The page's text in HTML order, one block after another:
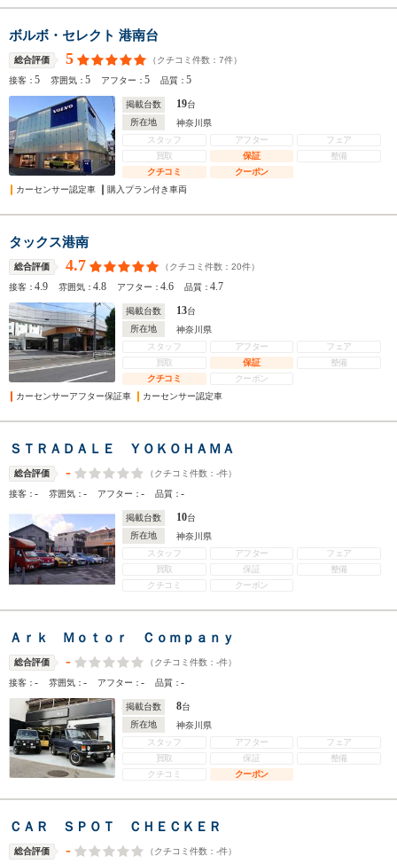
ボルボ・セレクト 港南台
総合評価 5 （クチコミ件数： 7件）
接客：5 雰囲気：5 アフター：5 品質：5
掲載台数 19台
所在地
神奈川県
スタッフ
アフター
フェア
買取
保証
整備
クチコミ
クーポン
カーセンサー認定車
購入プラン付き車両
タックス港南
総合評価 4.7 （クチコミ件数： 20件）
接客：4.9 雰囲気：4.8 アフター：4.6 品質：4.7
掲載台数 13台
所在地
神奈川県
スタッフ
アフター
フェア
買取
保証
整備
クチコミ
クーポン
カーセンサーアフター保証車
カーセンサー認定車
ＳＴＲＡＤＡＬＥ ＹＯＫＯＨＡＭＡ
総合評価 - （クチコミ件数： -件）
接客：- 雰囲気：- アフター：- 品質：-
掲載台数 10台
所在地
神奈川県
スタッフ
アフター
フェア
買取
保証
整備
クチコミ
クーポン
Ａｒｋ Ｍｏｔｏｒ Ｃｏｍｐａｎｙ
総合評価 - （クチコミ件数： -件）
接客：- 雰囲気：- アフター：- 品質：-
掲載台数 8台
所在地
神奈川県
スタッフ
アフター
フェア
買取
保証
整備
クチコミ
クーポン
ＣＡＲ ＳＰＯＴ ＣＨＥＣＫＥＲ
総合評価 - （クチコミ件数： -件）